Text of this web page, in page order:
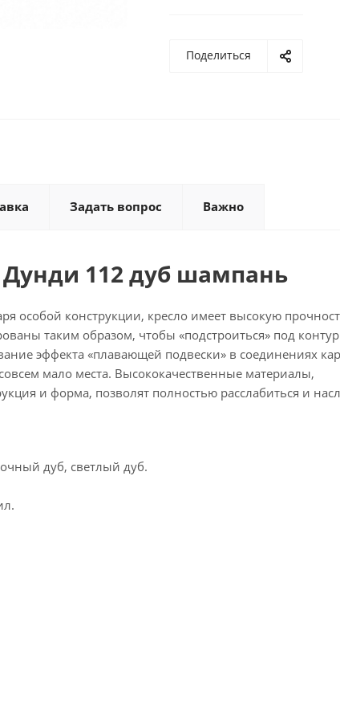
Поделиться
Задать вопрос Важно
112 дуб шампань
особой конструкции, кресло имеет высокую
таким образом, чтобы «подстроиться» под
эффекта «плавающей подвески» в соединениях
мало места. Высококачественные материалы,
и форма, позволят полностью расслабиться и
дуб, светлый дуб.